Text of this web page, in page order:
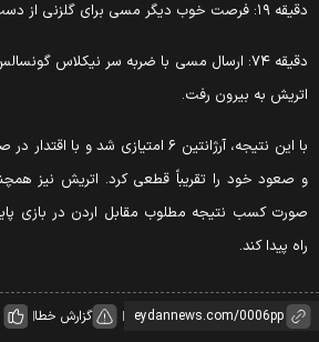
فرصت خوب دیگر مسی برای گلزنی از دست رفت.
دقیقه ۷۴: ارسال مسی با ضربه سر نیکلاس
به بیرون رفت.
صعود خود را تقریباً قطعی کرد. اتریش نیز
کسب نتیجه مطلوب مقابل اردن در بازی
پیدا کند.
گزارش خطا